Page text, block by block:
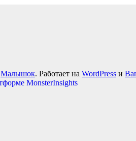
Малышок. Работает на WordPress и